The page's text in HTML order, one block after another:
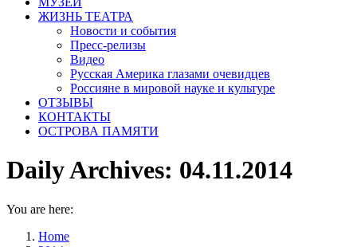
ЖИЗНЬ ТЕАТРА
Новости и события
Пресс-релизы
Видео
Русская Америка глазами очевидцев
Россияне в мировой науке и культуре
ОТЗЫВЫ
КОНТАКТЫ
ОСТРОВА ПАМЯТИ
Daily Archives: 04.11.2014
You are here:
Home